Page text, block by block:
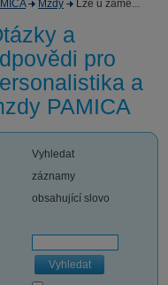
Mzdy Lze u zamě...
a
pro
a
PAMICA
Vyhledat
záznamy
obsahující slovo
Vyhledat